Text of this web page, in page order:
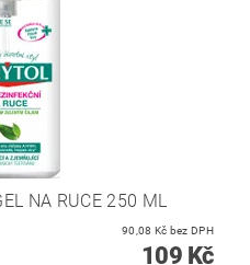
NA RUCE 250 ML
90,08 Kč bez DPH
109 Kč